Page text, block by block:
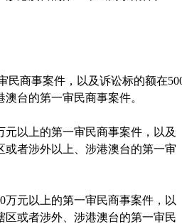
民商事案件，以及诉讼标的额在
台的第一审民商事案件。
元以上的第一审民商事案件，以及
者涉外以上、涉港澳台的第一审
万元以上的第一审民商事案件，以
或者涉外、涉港澳台的第一审民